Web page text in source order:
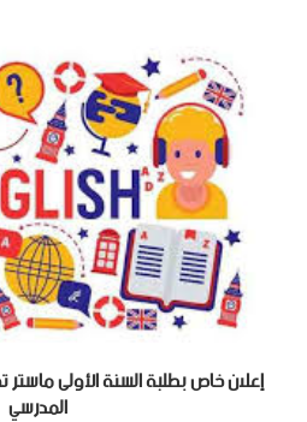
إعلان خاص بطلبة السنة الأولى
المدرسي